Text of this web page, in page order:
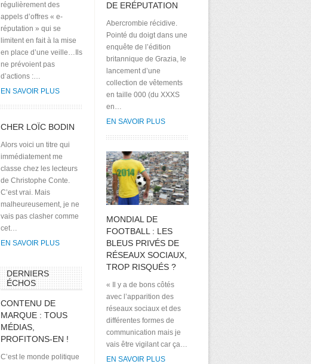
régulièrement des
appels d’offres « e-
réputation » qui se
limitent en fait à la mise
en place d’une veille…Ils
ne prévoient pas
d’actions :…
EN SAVOIR PLUS
CHER LOÏC BODIN
Alors voici un titre qui
immédiatement me
classe chez les lecteurs
de Christophe Conte.
C’est vrai. Mais
malheureusement, je ne
vais pas clasher comme
cet…
EN SAVOIR PLUS
DERNIERS
ÉCHOS
CONTENU DE
MARQUE : TOUS
MÉDIAS,
PROFITONS-EN !
C’est le monde politique
DE ERÉPUTATION
Abercrombie récidive.
Pointé du doigt dans une
enquête de l’édition
britannique de Grazia, le
lancement d’une
collection de vêtements
en taille 000 (du XXXS
en…
EN SAVOIR PLUS
MONDIAL DE
FOOTBALL : LES
BLEUS PRIVÉS DE
RÉSEAUX SOCIAUX,
TROP RISQUÉS ?
« Il y a de bons côtés
avec l’apparition des
réseaux sociaux et des
différentes formes de
communication mais je
vais être vigilant car ça…
EN SAVOIR PLUS